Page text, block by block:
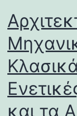
και τα